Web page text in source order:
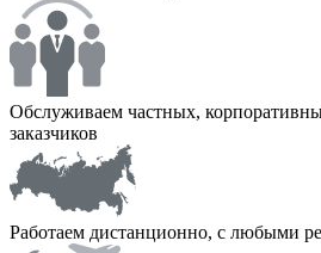
Обслуживаем частных,
заказчиков
Работаем дистанционно, с любыми